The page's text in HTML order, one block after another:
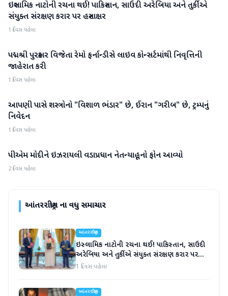
આંતરરાષ્ટ્રીય
ઇસ્લામિક નાટોની રચના થઈ! પાકિસ્તાન, સાઉદી અરેબિયા અને તુર્કીએ
સંયુક્ત સંરક્ષણ કરાર પર હસ્તાક્ષર
1 દિવસ પહેલા
આંતરરાષ્ટ્રીય
પદ્મશ્રી પુરસ્કાર વિજેતા રેમો ફર્નાન્ડીસે લાઇવ કોન્સર્ટમાંથી નિવૃત્તિની
જાહેરાત કરી
1 દિવસ પહેલા
આંતરરાષ્ટ્રીય
આપણી પાસે શસ્ત્રોનો "વિશાળ ભંડાર" છે, ઈરાન "ગરીબ" છે, ટ્રમ્પનું
નિવેદન
1 દિવસ પહેલા
આંતરરાષ્ટ્રીય
પીએમ મોદીને ઇઝરાયલી વડાપ્રધાન નેતન્યાહૂનો ફોન આવ્યો
2 દિવસ પહેલા
આંતરરાષ્ટ્રીયના વધુ સમાચાર
આંતરરાષ્ટ્રીય
ઇસ્લામિક નાટોની રચના થઈ! પાકિસ્તાન, સાઉદી
અરેબિયા અને તુર્કીએ સંયુક્ત સંરક્ષણ કરાર પર
હસ્તાક્ષર
1 દિવસ પહેલા
આંતરરાષ્ટ્રીય